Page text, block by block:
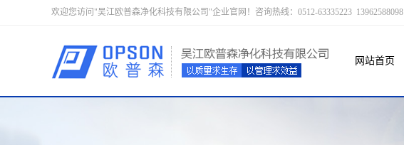
欢迎您访问"吴江欧普森净化科技有限公司"企业官网！咨询热线：0512-63335223 13962588098
网站首页